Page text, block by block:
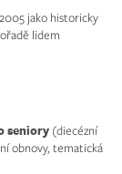
jako historicky
lidem
seniory (diecézní
obnovy, tematická